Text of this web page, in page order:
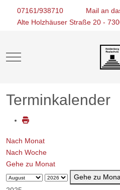
07161/938710
Mail an
Alte Holzhäuser Straße 20 -
Mobile Menu Toggle
Terminkalender
Nach Monat
Nach Woche
Gehe zu Monat
Gehe zu